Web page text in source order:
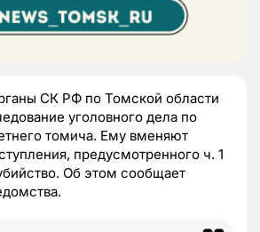
СК РФ по Томской области
уголовного дела по
томича. Ему вменяют
предусмотренного ч. 1
Об этом сообщает